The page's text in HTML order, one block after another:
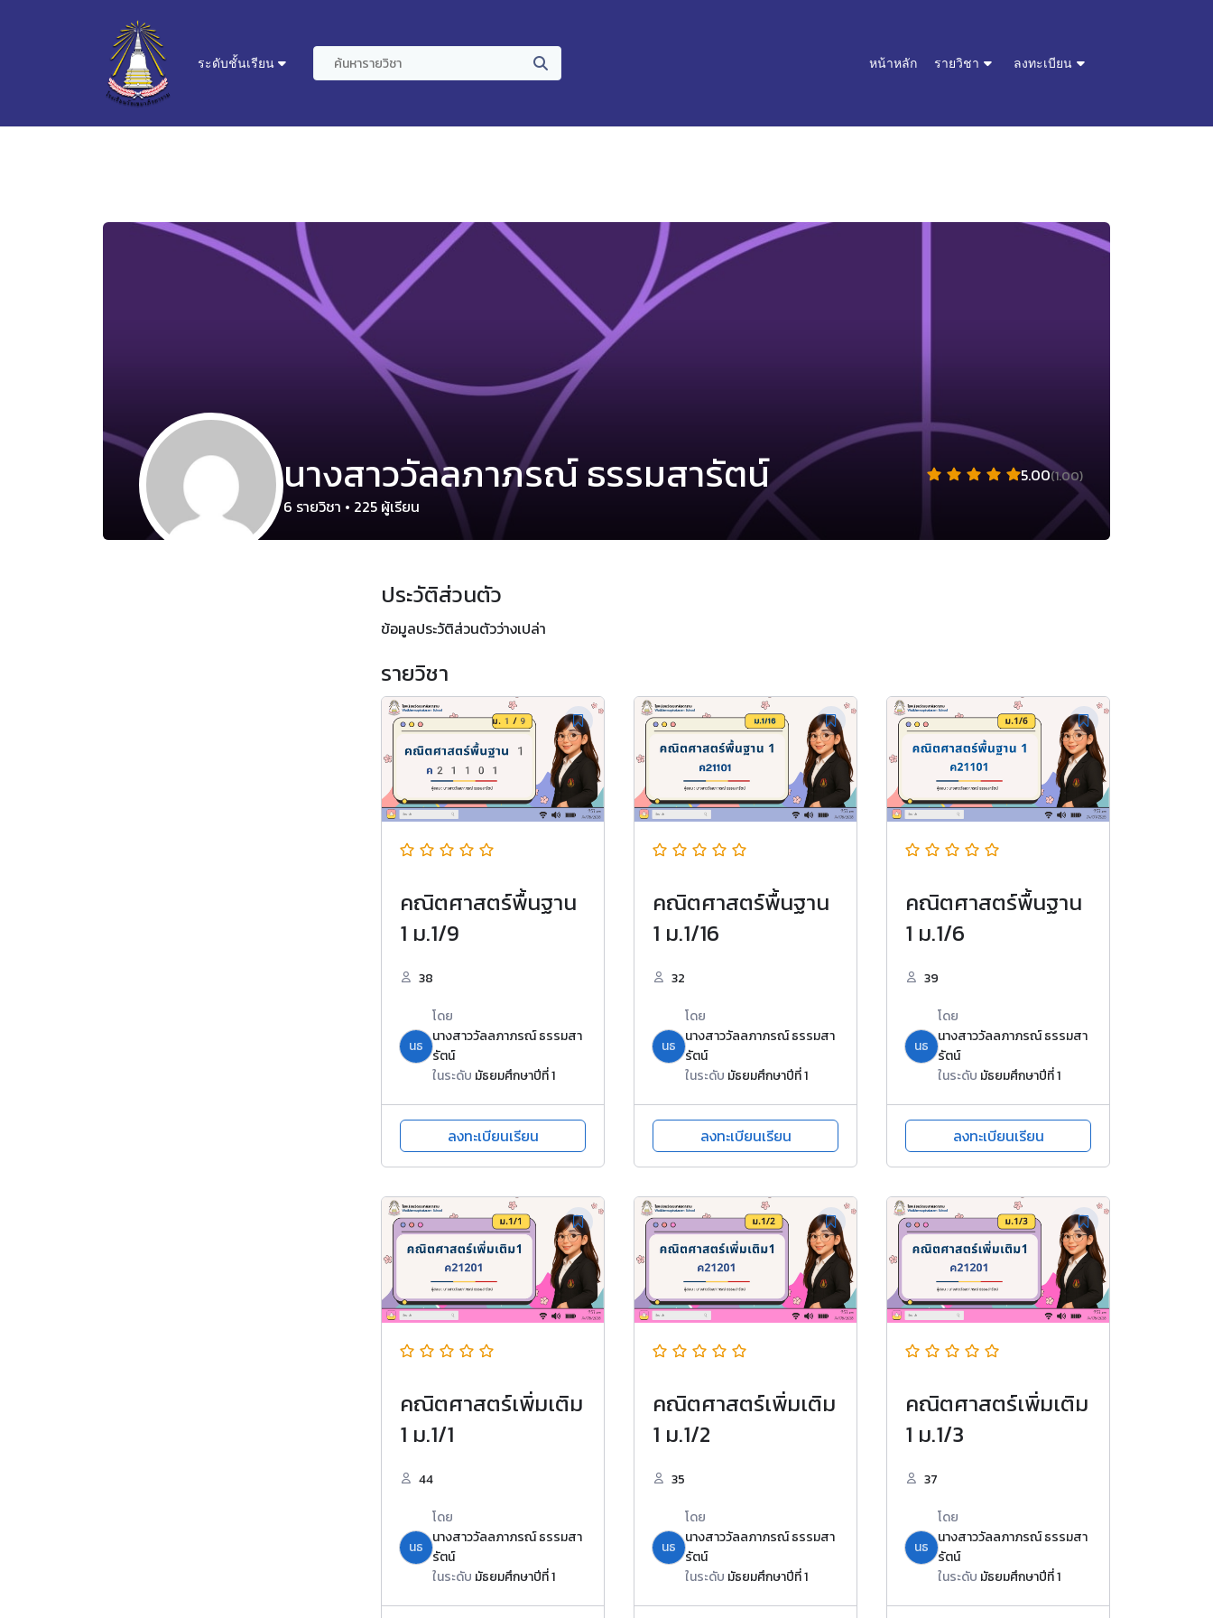
ระดับชั้นเรียน หน้าหลัก รายวิชา ลงทะเบียน
นางสาววัลลภาภรณ์ ธรรมสารัตน์
6 รายวิชา • 225 ผู้เรียน
5.00(1.00)
ประวัติส่วนตัว
ข้อมูลประวัติส่วนตัวว่างเปล่า
รายวิชา
คณิตศาสตร์พื้นฐาน
1 ม.1/9
38
นธ
โดย
นางสาววัลลภาภรณ์ ธรรมสา
รัตน์
ในระดับ มัธยมศึกษาปีที่ 1
ลงทะเบียนเรียน
คณิตศาสตร์พื้นฐาน
1 ม.1/16
32
นธ
โดย
นางสาววัลลภาภรณ์ ธรรมสา
รัตน์
ในระดับ มัธยมศึกษาปีที่ 1
ลงทะเบียนเรียน
คณิตศาสตร์พื้นฐาน
1 ม.1/6
39
นธ
โดย
นางสาววัลลภาภรณ์ ธรรมสา
รัตน์
ในระดับ มัธยมศึกษาปีที่ 1
ลงทะเบียนเรียน
คณิตศาสตร์เพิ่มเติม
1 ม.1/1
44
นธ
โดย
นางสาววัลลภาภรณ์ ธรรมสา
รัตน์
ในระดับ มัธยมศึกษาปีที่ 1
คณิตศาสตร์เพิ่มเติม
1 ม.1/2
35
นธ
โดย
นางสาววัลลภาภรณ์ ธรรมสา
รัตน์
ในระดับ มัธยมศึกษาปีที่ 1
คณิตศาสตร์เพิ่มเติม
1 ม.1/3
37
นธ
โดย
นางสาววัลลภาภรณ์ ธรรมสา
รัตน์
ในระดับ มัธยมศึกษาปีที่ 1